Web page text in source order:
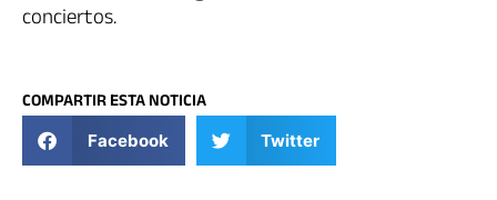
conciertos.
COMPARTIR ESTA NOTICIA
Facebook Twitter